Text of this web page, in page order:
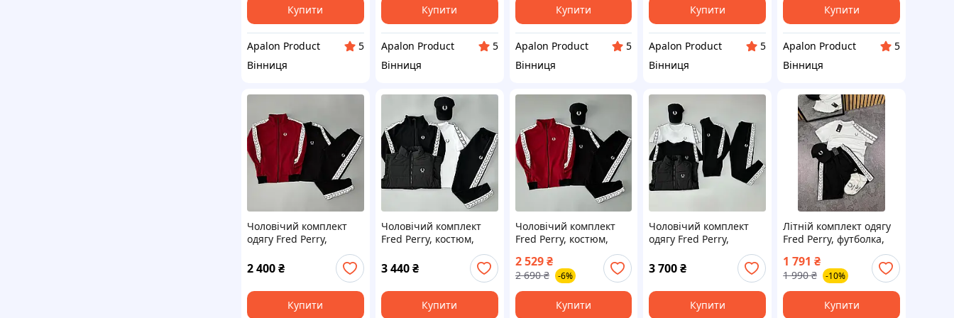
Купити
Apalon Product
5
Вінниця
Купити
Apalon Product
5
Вінниця
Купити
Apalon Product
5
Вінниця
Купити
Apalon Product
5
Вінниця
Купити
Apalon Product
5
Вінниця
Чоловічий комплект
одягу Fred Perry,
спортивний костюм та
футболка, двонитка,
бордовий колір, S–XXL,
Туреччина
2 400₴
Купити
Чоловічий комплект
Fred Perry, костюм,
жилетка, білий колір,
S–XXL, Туреччина
3 440₴
Купити
Чоловічий комплект
Fred Perry, костюм,
бордовий колір, S–XXL,
Туреччина
2 529 ₴
2 690 ₴ -6%
Купити
Чоловічий комплект
одягу Fred Perry,
костюм, 2 футболки,
кепка та жилетка,
чорно-білий, S–XXL,
Туреччина
3 700₴
Купити
Літній комплект одягу
Fred Perry, футболка,
Lampas, двонитка,
білий колір, S–XXL,
Туреччина
1 791 ₴
1 990 ₴ -10%
Купити